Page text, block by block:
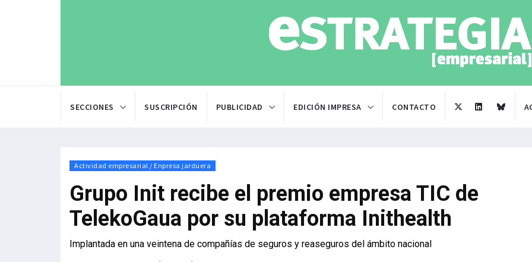
SECCIONES SUSCRIPCIÓN PUBLICIDAD EDICIÓN IMPRESA CONTACTO
Actividad empresarial / Enpresa jarduera
Grupo Init recibe el premio empresa TIC de
TelekoGaua por su plataforma Inithealth
Implantada en una veintena de compañías de seguros y reaseguros del ámbito nacional